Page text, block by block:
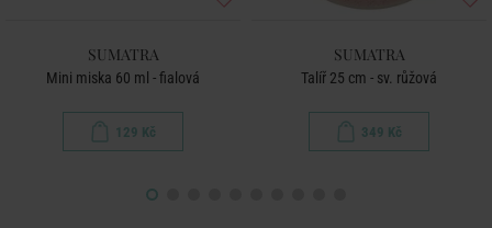
SUMATRA
Mini miska 60 ml - fialová
129 Kč
SUMATRA
Talíř 25 cm - sv. růžová
349 Kč